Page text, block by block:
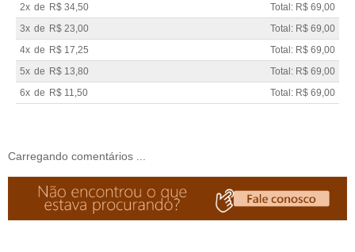
2x de R$ 34,50
Total: R$ 69,00
3x de R$ 23,00
Total: R$ 69,00
4x de R$ 17,25
Total: R$ 69,00
5x de R$ 13,80
Total: R$ 69,00
6x de R$ 11,50 Total: R$ 69,00
Carregando comentários ...